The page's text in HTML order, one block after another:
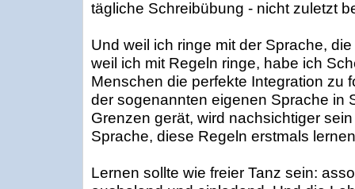
tägliche Schreibübung - nicht zuletzt
Und weil ich ringe mit der Sprache,
weil ich mit Regeln ringe, habe ich
Menschen die perfekte Integration zu
der sogenannten eigenen Sprache in
Grenzen gerät, wird nachsichtiger
Sprache, diese Regeln erstmals
Lernen sollte wie freier Tanz sein: